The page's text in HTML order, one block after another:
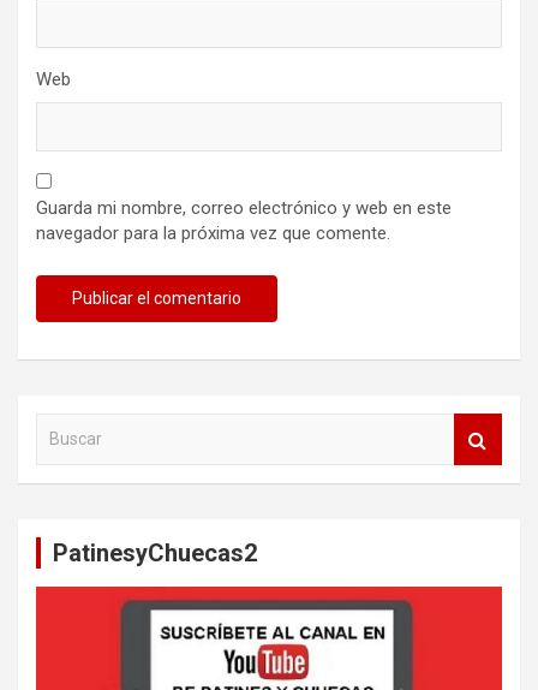
Web
Guarda mi nombre, correo electrónico y web en este
navegador para la próxima vez que comente.
PatinesyChuecas2